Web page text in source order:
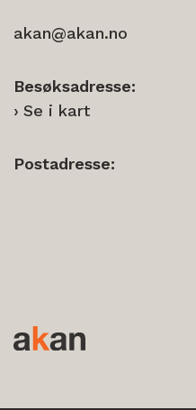
akan@akan.no
Besøksadresse:
Se i kart
Postadresse: